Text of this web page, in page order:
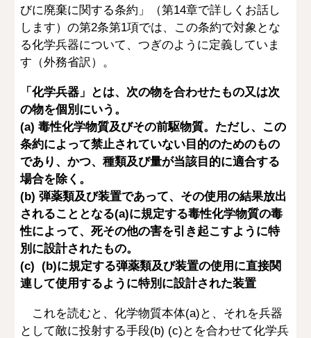
びに廃棄に関する条約」（第14章で詳しくお話し
します）の第2条第1項では、この条約で対象とな
る化学兵器について、つぎのように定義していま
す（外務省訳）。
「化学兵器」とは、次の物を合わせたもの又は次
の物を個別にいう。
(a) 毒性化学物質及びその前駆物質。ただし、この
条約によって禁止されていない目的のためのもの
であり、かつ、種類及び量が当該目的に適合する
場合を除く。
(b) 弾薬類及び装置であって、その使用の結果放出
されることとなる(a)に規定する毒性化学物質の毒
性によって、死その他の害を引き起こすように特
別に設計されたもの。
(c) (b)に規定する弾薬類及び装置の使用に直接関
連して使用するように特別に設計された装置
これを読むと、化学物質本体(a)と、それを兵器
として敵に投射する手段(b) (c)とを合わせて化学兵